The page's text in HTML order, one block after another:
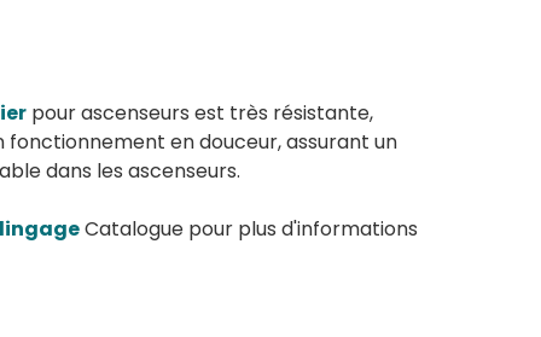
pour ascenseurs est très résistante,
en douceur, assurant un
dans les ascenseurs.
Catalogue pour plus d'informations